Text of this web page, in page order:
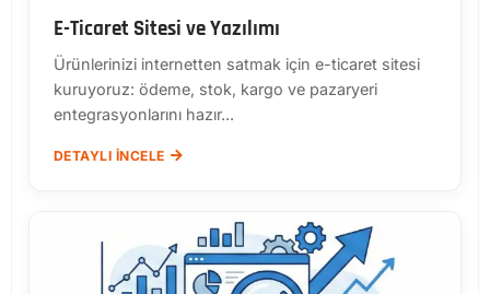
E-Ticaret Sitesi ve Yazılımı
Ürünlerinizi internetten satmak için e-ticaret sitesi
kuruyoruz: ödeme, stok, kargo ve pazaryeri
entegrasyonlarını hazır...
DETAYLI İNCELE